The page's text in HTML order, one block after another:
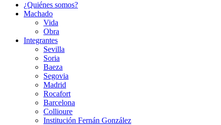
¿Quiénes somos?
Machado
Vida
Obra
Integrantes
Sevilla
Soria
Baeza
Segovia
Madrid
Rocafort
Barcelona
Collioure
Institución Fernán González